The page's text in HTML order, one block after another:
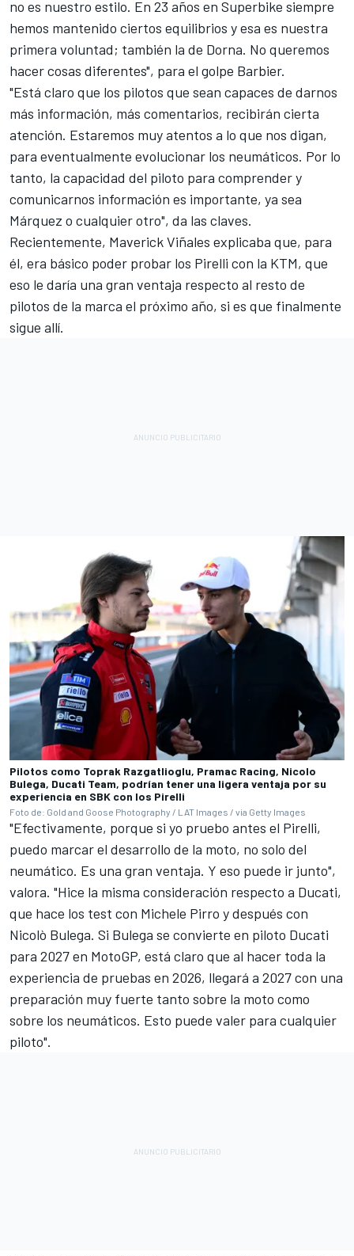
no es nuestro estilo. En 23 años en Superbike siempre
hemos mantenido ciertos equilibrios y esa es nuestra
primera voluntad; también la de Dorna. No queremos
hacer cosas diferentes", para el golpe Barbier.
"Está claro que los pilotos que sean capaces de darnos
más información, más comentarios, recibirán cierta
atención. Estaremos muy atentos a lo que nos digan,
para eventualmente evolucionar los neumáticos. Por lo
tanto, la capacidad del piloto para comprender y
comunicarnos información es importante, ya sea
Márquez o cualquier otro", da las claves.
Recientemente, Maverick Viñales explicaba que, para
él, era básico poder probar los Pirelli con la KTM, que
eso le daría una gran ventaja respecto al resto de
pilotos de la marca el próximo año, si es que finalmente
sigue allí.
Pilotos como Toprak Razgatlioglu, Pramac Racing, Nicolo
Bulega, Ducati Team, podrían tener una ligera ventaja por su
experiencia en SBK con los Pirelli
Foto de: Gold and Goose Photography / LAT Images / via Getty Images
"Efectivamente, porque si yo pruebo antes el Pirelli,
puedo marcar el desarrollo de la moto, no solo del
neumático. Es una gran ventaja. Y eso puede ir junto",
valora. "Hice la misma consideración respecto a Ducati,
que hace los test con Michele Pirro y después con
Nicolò Bulega. Si Bulega se convierte en piloto Ducati
para 2027 en MotoGP, está claro que al hacer toda la
experiencia de pruebas en 2026, llegará a 2027 con una
preparación muy fuerte tanto sobre la moto como
sobre los neumáticos. Esto puede valer para cualquier
piloto".